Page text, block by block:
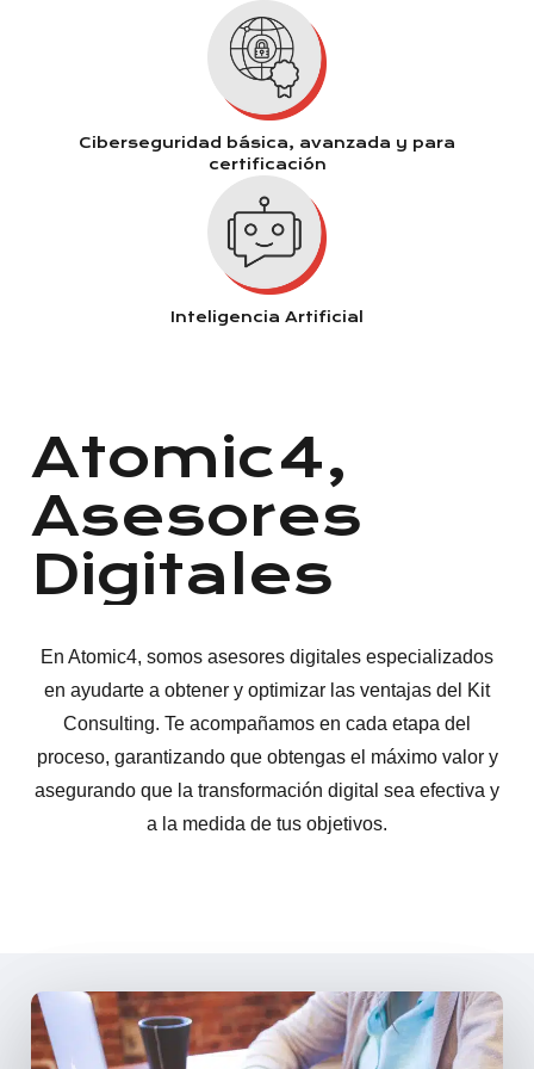
Ciberseguridad básica, avanzada y para
certificación
Inteligencia Artificial
Atomic4,
Asesores
Digitales
En Atomic4, somos asesores digitales especializados
en ayudarte a obtener y optimizar las ventajas del Kit
Consulting. Te acompañamos en cada etapa del
proceso, garantizando que obtengas el máximo valor y
asegurando que la transformación digital sea efectiva y
a la medida de tus objetivos.